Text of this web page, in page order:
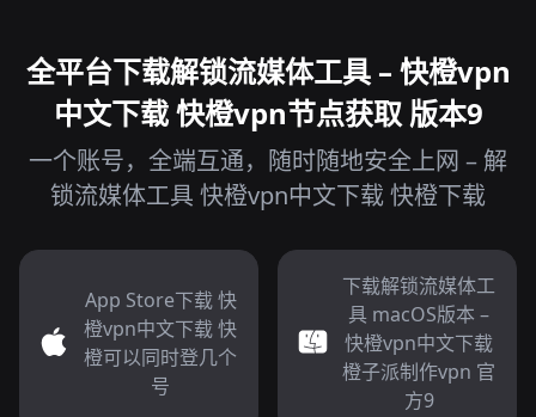
全平台下载解锁流媒体工具 – 快橙vpn
中文下载 快橙vpn节点获取 版本9
一个账号，全端互通，随时随地安全上网 – 解
锁流媒体工具 快橙vpn中文下载 快橙下载
App Store下载 快
橙vpn中文下载 快
橙可以同时登几个
号
下载解锁流媒体工
具 macOS版本 –
快橙vpn中文下载
橙子派制作vpn 官
方9